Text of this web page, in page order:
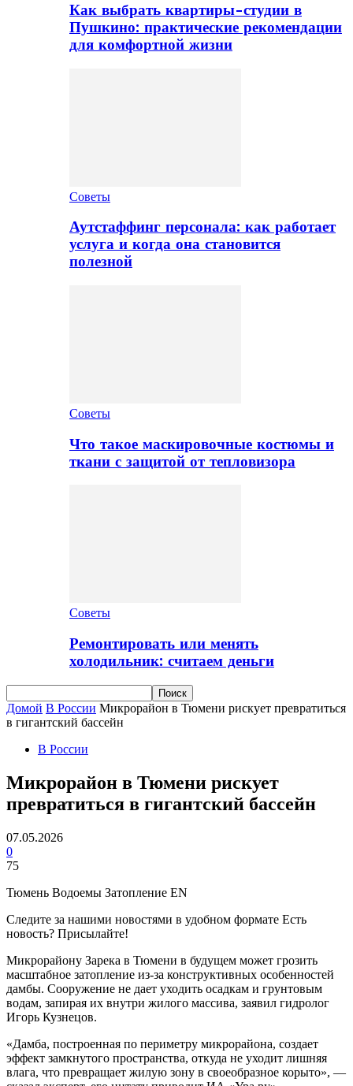
Как выбрать квартиры-студии в
Пушкино: практические рекомендации
для комфортной жизни
Советы
Аутстаффинг персонала: как работает
услуга и когда она становится
полезной
Советы
Что такое маскировочные костюмы и
ткани с защитой от тепловизора
Советы
Ремонтировать или менять
холодильник: считаем деньги
Домой В России Микрорайон в Тюмени рискует превратиться
в гигантский бассейн
В России
Микрорайон в Тюмени рискует
превратиться в гигантский бассейн
07.05.2026
0
75
Тюмень Водоемы Затопление EN
Следите за нашими новостями в удобном формате Есть
новость? Присылайте!
Микрорайону Зарека в Тюмени в будущем может грозить
масштабное затопление из-за конструктивных особенностей
дамбы. Сооружение не дает уходить осадкам и грунтовым
водам, запирая их внутри жилого массива, заявил гидролог
Игорь Кузнецов.
«Дамба, построенная по периметру микрорайона, создает
эффект замкнутого пространства, откуда не уходит лишняя
влага, что превращает жилую зону в своеобразное корыто», —